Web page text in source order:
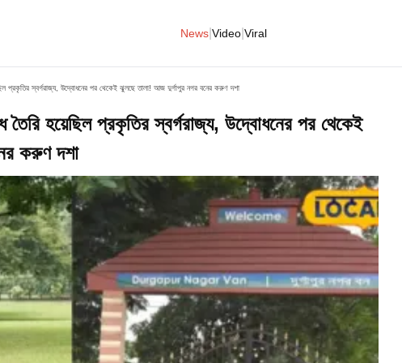
News Video Viral
স্বর্গরাজ্য, উদ্বোধনের পর থেকেই ঝুলছে তালা! আজ দুর্গাপুর নগর বনের করুণ দশা
হয়েছিল প্রকৃতির স্বর্গরাজ্য, উদ্বোধনের পর থেকেই
করুণ দশা